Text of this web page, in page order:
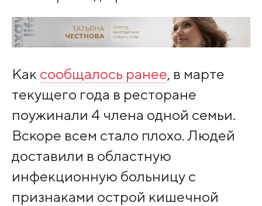
Как сообщалось ранее, в марте
текущего года в ресторане
поужинали 4 члена одной семьи.
Вскоре всем стало плохо. Людей
доставили в областную
инфекционную больницу с
признаками острой кишечной